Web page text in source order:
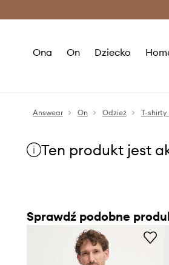
Ona On Dziecko
Answear On Odzież T-shirty
Ten produkt jest
Sprawdź podobne